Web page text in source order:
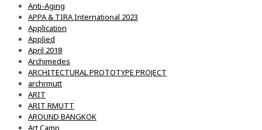
Anti-Aging
APPA & TIRA International 2023
Application
Applied
April 2018
Archimedes
ARCHITECTURAL PROTOTYPE PROJECT
archrmutt
ARIT
ARIT RMUTT
AROUND BANGKOK